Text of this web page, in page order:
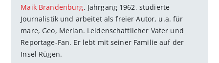
Maik Brandenburg, Jahrgang 1962, studierte
Journalistik und arbeitet als freier Autor, u.a. für
mare, Geo, Merian. Leidenschaftlicher Vater und
Reportage-Fan. Er lebt mit seiner Familie auf der
Insel Rügen.